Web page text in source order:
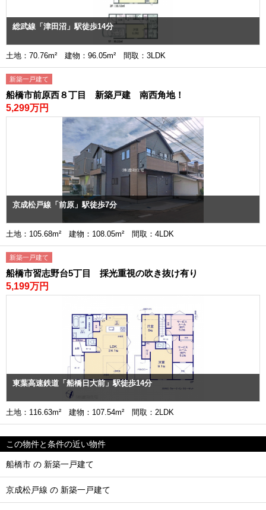
総武線「津田沼」駅徒歩14分
土地：70.76m² 建物：96.05m² 間取：3LDK
新築一戸建て
船橋市前原西８丁目 新築戸建 南西角地！
5,299万円
京成松戸線「前原」駅徒歩7分
土地：105.68m² 建物：108.05m² 間取：4LDK
新築一戸建て
船橋市習志野台5丁目 採光重視の吹き抜け有り
5,199万円
東葉高速鉄道「船橋日大前」駅徒歩14分
土地：116.63m² 建物：107.54m² 間取：2LDK
この物件と条件の近い物件
船橋市 の 新築一戸建て
京成松戸線 の 新築一戸建て